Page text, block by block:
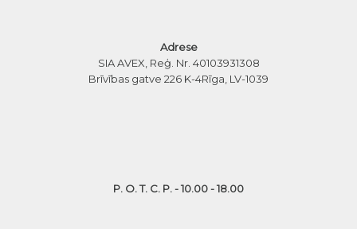
Adrese
SIA AVEX, Reģ. Nr. 40103931308
Brīvības gatve 226 K-4Rīga, LV-1039
P. O. T. C. P. - 10.00 - 18.00